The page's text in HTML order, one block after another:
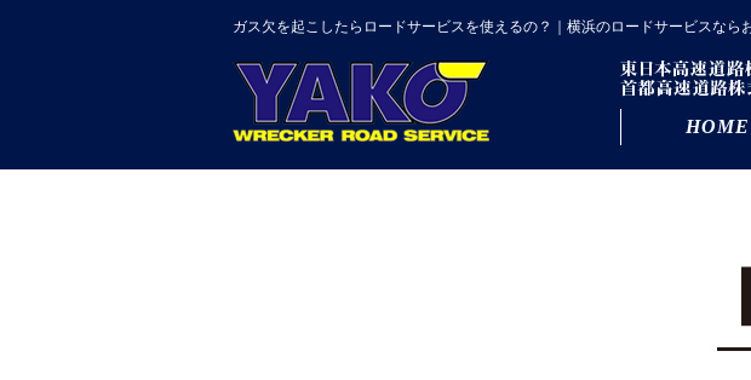
ガス欠を起こしたらロードサービスを使えるの？｜横浜のロードサービスなら
HOME